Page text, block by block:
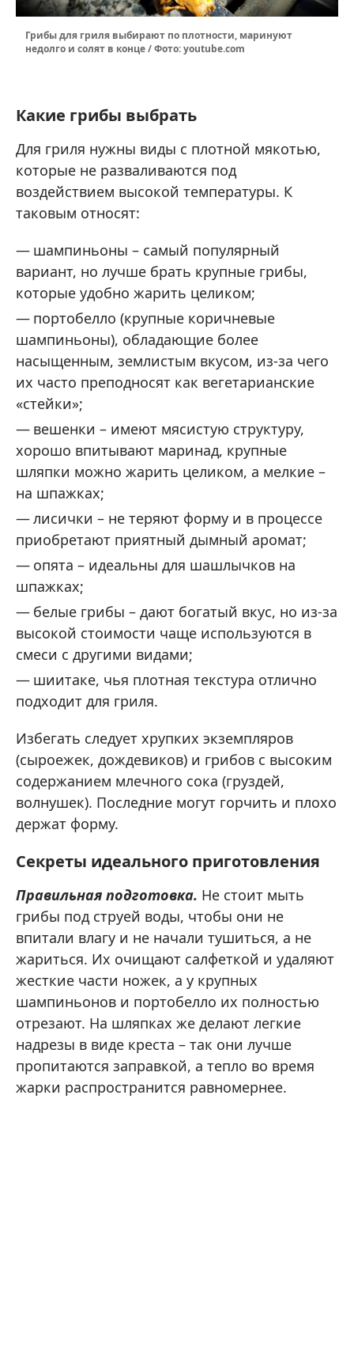
Грибы для гриля выбирают по плотности, маринуют
недолго и солят в конце / Фото: youtube.com
Какие грибы выбрать
Для гриля нужны виды с плотной мякотью,
которые не разваливаются под
воздействием высокой температуры. К
таковым относят:
шампиньоны – самый популярный
вариант, но лучше брать крупные грибы,
которые удобно жарить целиком;
портобелло (крупные коричневые
шампиньоны), обладающие более
насыщенным, землистым вкусом, из-за чего
их часто преподносят как вегетарианские
«стейки»;
вешенки – имеют мясистую структуру,
хорошо впитывают маринад, крупные
шляпки можно жарить целиком, а мелкие –
на шпажках;
лисички – не теряют форму и в процессе
приобретают приятный дымный аромат;
опята – идеальны для шашлычков на
шпажках;
белые грибы – дают богатый вкус, но из‐за
высокой стоимости чаще используются в
смеси с другими видами;
шиитаке, чья плотная текстура отлично
подходит для гриля.
Избегать следует хрупких экземпляров
(сыроежек, дождевиков) и грибов с высоким
содержанием млечного сока (груздей,
волнушек). Последние могут горчить и плохо
держат форму.
Секреты идеального приготовления
Правильная подготовка. Не стоит мыть
грибы под струей воды, чтобы они не
впитали влагу и не начали тушиться, а не
жариться. Их очищают салфеткой и удаляют
жесткие части ножек, а у крупных
шампиньонов и портобелло их полностью
отрезают. На шляпках же делают легкие
надрезы в виде креста – так они лучше
пропитаются заправкой, а тепло во время
жарки распространится равномернее.